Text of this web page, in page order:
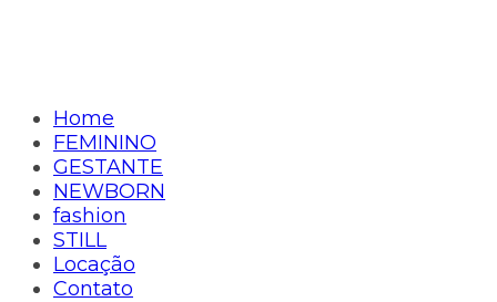
Home
FEMININO
GESTANTE
NEWBORN
fashion
STILL
Locação
Contato